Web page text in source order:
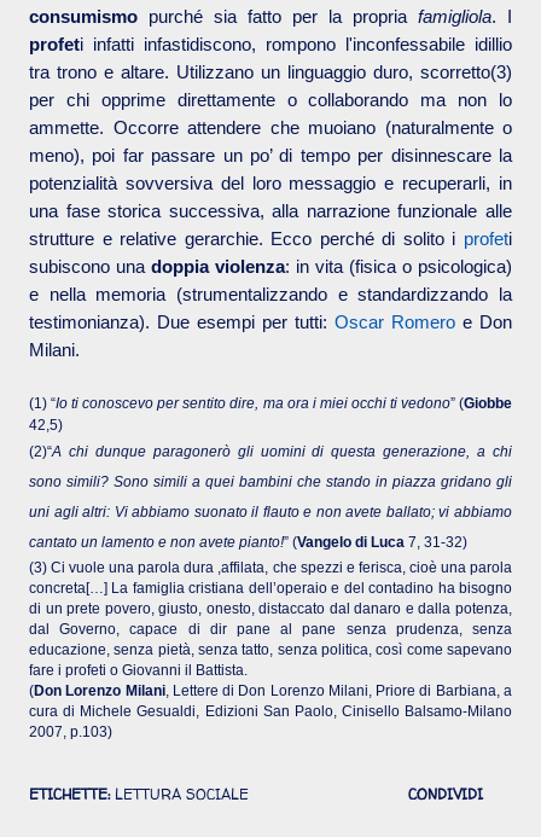
consumismo purché sia fatto per la propria famigliola. I
profeti infatti infastidiscono, rompono l'inconfessabile idillio
tra trono e altare. Utilizzano un linguaggio duro, scorretto(3)
per chi opprime direttamente o collaborando ma non lo
ammette. Occorre attendere che muoiano (naturalmente o
meno), poi far passare un po’ di tempo per disinnescare la
potenzialità sovversiva del loro messaggio e recuperarli, in
una fase storica successiva, alla narrazione funzionale alle
strutture e relative gerarchie. Ecco perché di solito i profeti
subiscono una doppia violenza: in vita (fisica o psicologica)
e nella memoria (strumentalizzando e standardizzando la
testimonianza). Due esempi per tutti: Oscar Romero e Don
Milani.
(1) “Io ti conoscevo per sentito dire, ma ora i miei occhi ti vedono” (Giobbe
42,5)
(2)“A chi dunque paragonerò gli uomini di questa generazione, a chi
sono simili? Sono simili a quei bambini che stando in piazza gridano gli
uni agli altri: Vi abbiamo suonato il flauto e non avete ballato; vi abbiamo
cantato un lamento e non avete pianto!” (Vangelo di Luca 7, 31-32)
(3) Ci vuole una parola dura ,affilata, che spezzi e ferisca, cioè una parola
concreta[…] La famiglia cristiana dell’operaio e del contadino ha bisogno
di un prete povero, giusto, onesto, distaccato dal danaro e dalla potenza,
dal Governo, capace di dir pane al pane senza prudenza, senza
educazione, senza pietà, senza tatto, senza politica, così come sapevano
fare i profeti o Giovanni il Battista.
(Don Lorenzo Milani, Lettere di Don Lorenzo Milani, Priore di Barbiana, a
cura di Michele Gesualdi, Edizioni San Paolo, Cinisello Balsamo-Milano
2007, p.103)
ETICHETTE: LETTURA SOCIALE CONDIVIDI